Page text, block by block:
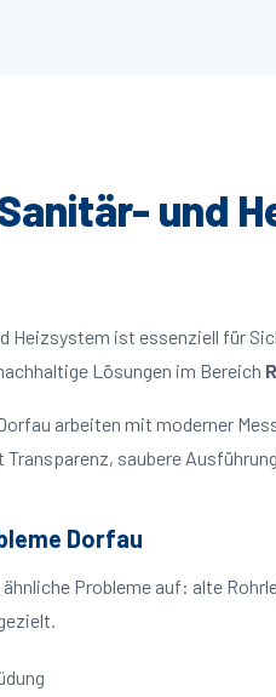
und
Heizsystem ist essenziell für
Lösungen im Bereich
arbeiten mit moderner
saubere
Dorfau
Probleme auf: alte